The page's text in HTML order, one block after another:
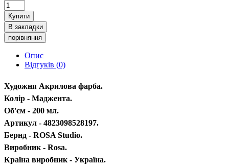
Купити
В закладки
порівняння
Опис
Відгуків (0)
Художня Акрилова фарба.
Колір - Маджента.
Об'єм - 200 мл.
Артикул - 4823098528197.
Бернд - ROSA Studio.
Виробник - Rosa.
Країна виробник - Україна.